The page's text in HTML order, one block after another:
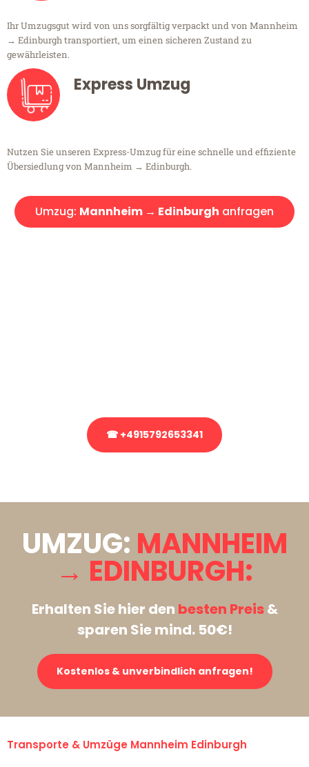
Ihr Umzugsgut wird von uns sorgfältig verpackt und von Mannheim
→ Edinburgh transportiert, um einen sicheren Zustand zu
gewährleisten.
Express Umzug
Nutzen Sie unseren Express-Umzug für eine schnelle und effiziente
Übersiedlung von Mannheim → Edinburgh.
Umzug: Mannheim → Edinburgh anfragen
☎ +4915792653341
UMZUG: MANNHEIM
→ EDINBURGH:
Erhalten Sie hier den besten Preis&
sparen Sie mind. 50€!
Kostenlos & unverbindlich anfragen!
Transporte & Umzüge Mannheim Edinburgh